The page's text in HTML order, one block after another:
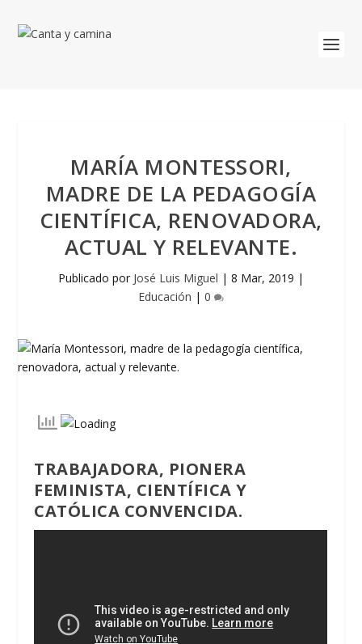
MARÍA MONTESSORI,
MADRE DE LA PEDAGOGÍA
CIENTÍFICA, RENOVADORA,
ACTUAL Y RELEVANTE.
Publicado por José Luis Miguel | 8 Mar, 2019 |
Educación | 0
TRABAJADORA, PIONERA
FEMINISTA, CIENTÍFICA Y
CATÓLICA CONVENCIDA.